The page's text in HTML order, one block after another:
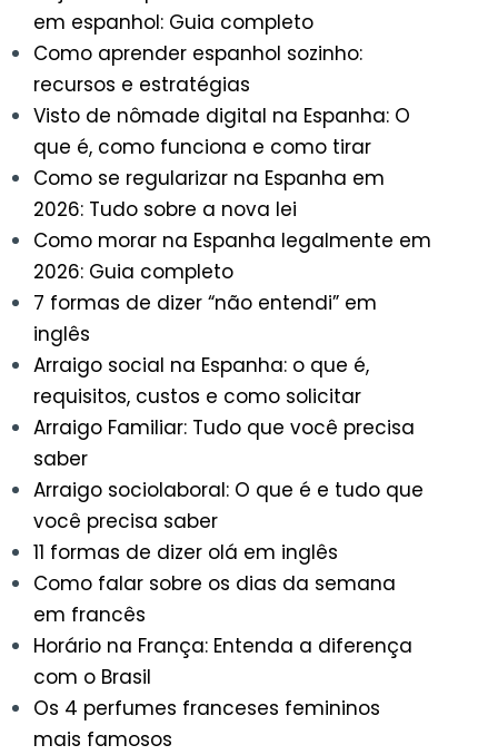
em espanhol: Guia completo
Como aprender espanhol sozinho:
recursos e estratégias
Visto de nômade digital na Espanha: O
que é, como funciona e como tirar
Como se regularizar na Espanha em
2026: Tudo sobre a nova lei
Como morar na Espanha legalmente em
2026: Guia completo
7 formas de dizer “não entendi” em
inglês
Arraigo social na Espanha: o que é,
requisitos, custos e como solicitar
Arraigo Familiar: Tudo que você precisa
saber
Arraigo sociolaboral: O que é e tudo que
você precisa saber
11 formas de dizer olá em inglês
Como falar sobre os dias da semana
em francês
Horário na França: Entenda a diferença
com o Brasil
Os 4 perfumes franceses femininos
mais famosos